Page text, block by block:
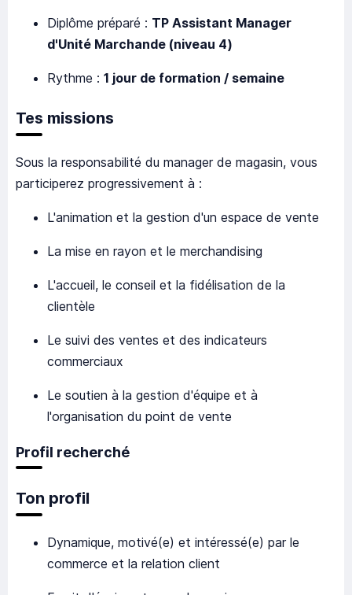
Diplôme préparé : TP Assistant Manager
d'Unité Marchande (niveau 4)
Rythme : 1 jour de formation / semaine
Tes missions
Sous la responsabilité du manager de magasin, vous
participerez progressivement à :
L'animation et la gestion d'un espace de vente
La mise en rayon et le merchandising
L'accueil, le conseil et la fidélisation de la
clientèle
Le suivi des ventes et des indicateurs
commerciaux
Le soutien à la gestion d'équipe et à
l'organisation du point de vente
Profil recherché
Ton profil
Dynamique, motivé(e) et intéressé(e) par le
commerce et la relation client